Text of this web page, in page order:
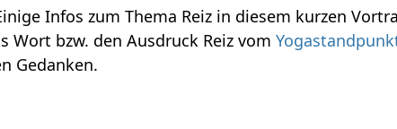
Reiz‏‎ - wo und wie? Einige Infos zum Thema Reiz‏‎ in diesem kurzen
interpretiert hier das Wort bzw. den Ausdruck Reiz‏‎ vom
Gedanken.